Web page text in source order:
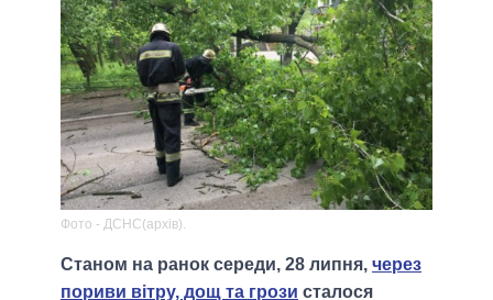
Фото - ДСНС(архів).
Станом на ранок середи, 28 липня, через
пориви вітру, дощ та грози сталося